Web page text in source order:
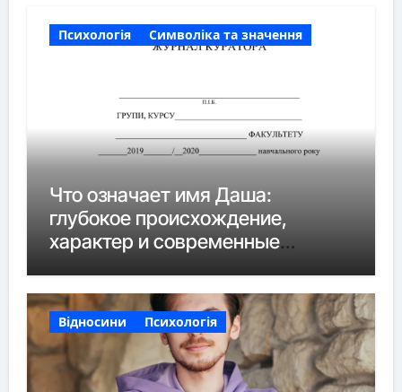
Психологія Символіка та значення
Что означает имя Даша:
глубокое происхождение,
характер и современные
Відносини Психологія